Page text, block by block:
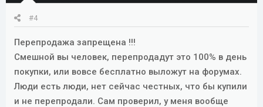
#4
Перепродажа запрещена !!!
Смешной вы человек, перепродадут это 100% в день
покупки, или вовсе бесплатно выложут на форумах.
Люди есть люди, нет сейчас честных, что бы купили
и не перепродали. Сам проверил, у меня вообще